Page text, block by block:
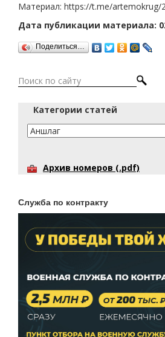
Материал: https://t.me/artemokrug/
Дата публикации материала:
Поделиться…
Категории статей
Архив номеров (.pdf)
Служба по контракту